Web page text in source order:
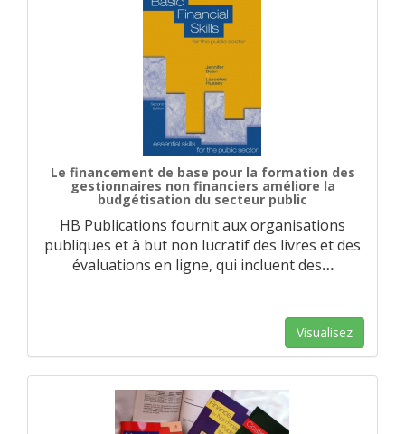
Le financement de base pour la formation des
gestionnaires non financiers améliore la
budgétisation du secteur public
HB Publications fournit aux organisations
publiques et à but non lucratif des livres et des
évaluations en ligne, qui incluent des…
Visualisez